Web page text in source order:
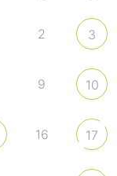
2 3
9 10
16 17